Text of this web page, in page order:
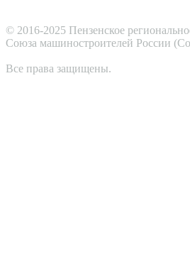
© 2016-2025 Пензенское
Cоюза машиностроителей России
Все права защищены.